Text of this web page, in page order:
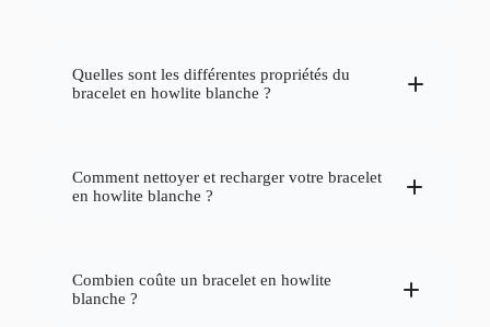
Quelles sont les différentes propriétés du
bracelet en howlite blanche ?
Apaise, calme
Favorise lapaix intérieureet la
Aide à équilibrer les
Comment nettoyer et recharger votre bracelet
en howlite blanche ?
claire
Combien coûte un bracelet en howlite
blanche ?